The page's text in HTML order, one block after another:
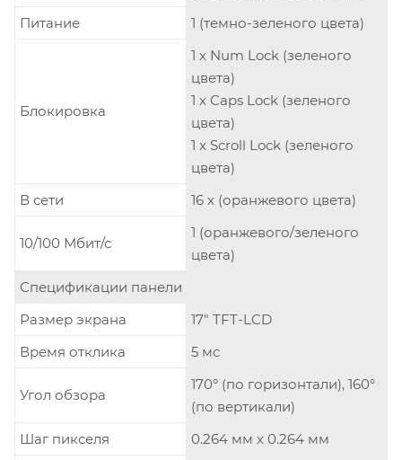
Питание
1 (темно-зеленого цвета)
Блокировка
1 x Num Lock (зеленого
цвета)
1 x Caps Lock (зеленого
цвета)
1 x Scroll Lock (зеленого
цвета)
В сети
16 x (оранжевого цвета)
10/100 Мбит/с
1 (оранжевого/зеленого
цвета)
Спецификации панели
Размер экрана
17" TFT-LCD
Время отклика
5 мс
Угол обзора
170° (по горизонтали), 160°
(по вертикали)
Шаг пикселя
0.264 мм x 0.264 мм